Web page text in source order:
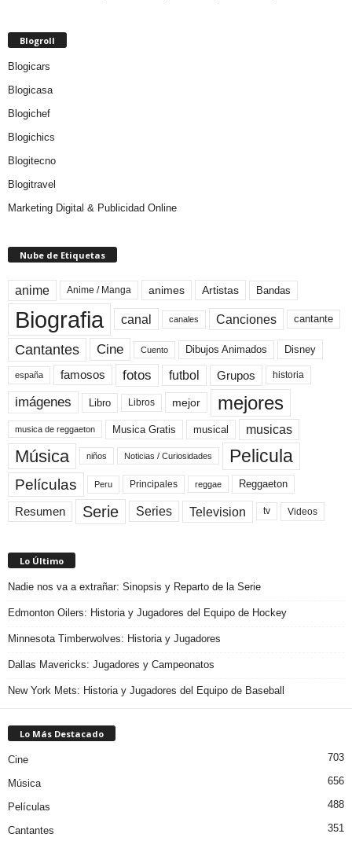
Blogroll
Blogicars
Blogicasa
Blogichef
Blogichics
Blogitecno
Blogitravel
Marketing Digital & Publicidad Online
Nube de Etiquetas
anime Anime / Manga animes Artistas Bandas
Biografia canal canales Canciones cantante
Cantantes Cine Cuento Dibujos Animados Disney
españa famosos fotos futbol Grupos historia
imágenes Libro Libros mejor mejores
musica de reggaeton Musica Gratis musical musicas
Música niños Noticias / Curiosidades Pelicula
Películas Peru Principales reggae Reggaeton
Resumen Serie Series Television tv Videos
Lo Último
Nadie nos va a extrañar: Sinopsis y Reparto de la Serie
Edmonton Oilers: Historia y Jugadores del Equipo de Hockey
Minnesota Timberwolves: Historia y Jugadores
Dallas Mavericks: Jugadores y Campeonatos
New York Mets: Historia y Jugadores del Equipo de Baseball
Lo Más Destacado
Cine 703
Música 656
Películas 488
Cantantes 351